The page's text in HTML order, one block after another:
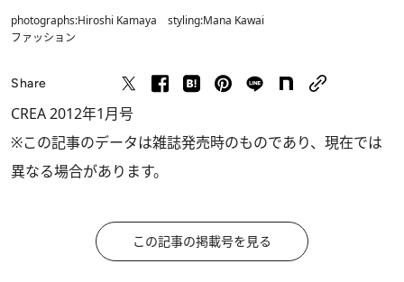
photographs:Hiroshi Kamaya styling:Mana Kawai
ファッション
Share
CREA 2012年1月号
※この記事のデータは雑誌発売時のものであり、現在では
異なる場合があります。
この記事の掲載号を見る